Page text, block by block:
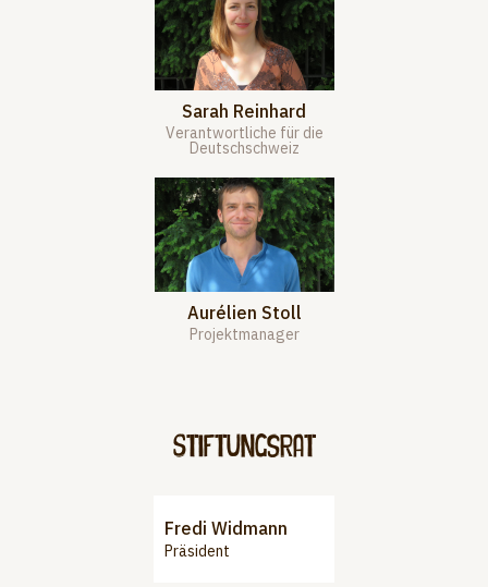
Sarah Reinhard
Verantwortliche für die
Deutschschweiz
Aurélien Stoll
Projektmanager
Stiftungsrat
Fredi Widmann
Präsident